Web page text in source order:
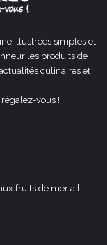
illustrées simples et
les produits de
culinaires et
vous !
fruits de mer a l...